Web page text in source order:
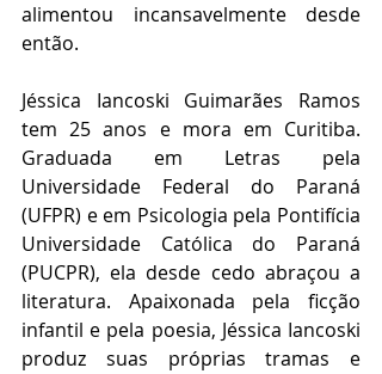
alimentou incansavelmente desde
então.
Jéssica Iancoski Guimarães Ramos
tem 25 anos e mora em Curitiba.
Graduada em Letras pela
Universidade Federal do Paraná
(UFPR) e em Psicologia pela Pontifícia
Universidade Católica do Paraná
(PUCPR), ela desde cedo abraçou a
literatura. Apaixonada pela ficção
infantil e pela poesia, Jéssica Iancoski
produz suas próprias tramas e